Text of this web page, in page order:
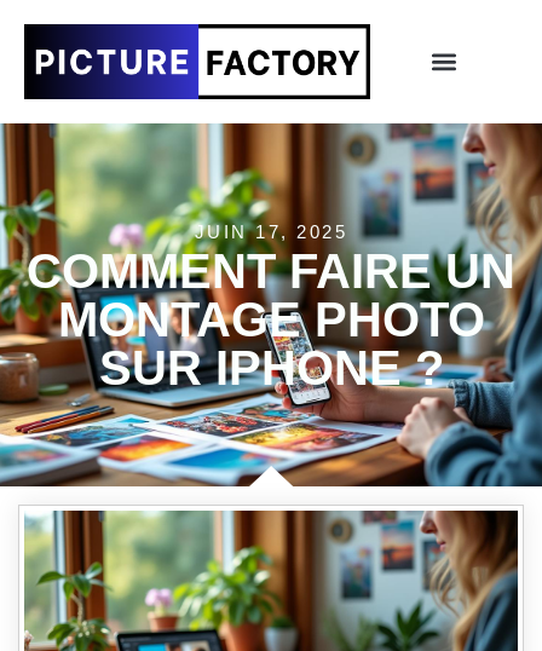
JUIN 17, 2025
COMMENT FAIRE UN
MONTAGE PHOTO
SUR IPHONE ?